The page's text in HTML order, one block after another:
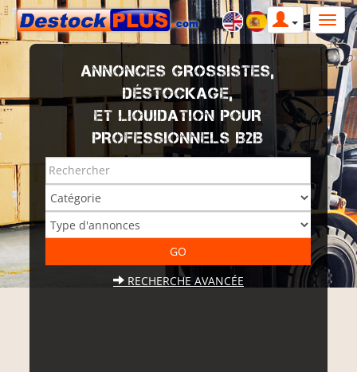
ANNONCES GROSSISTES,
DÉSTOCKAGE,
ET LIQUIDATION POUR
PROFESSIONNELS B2B
RECHERCHE AVANCÉE